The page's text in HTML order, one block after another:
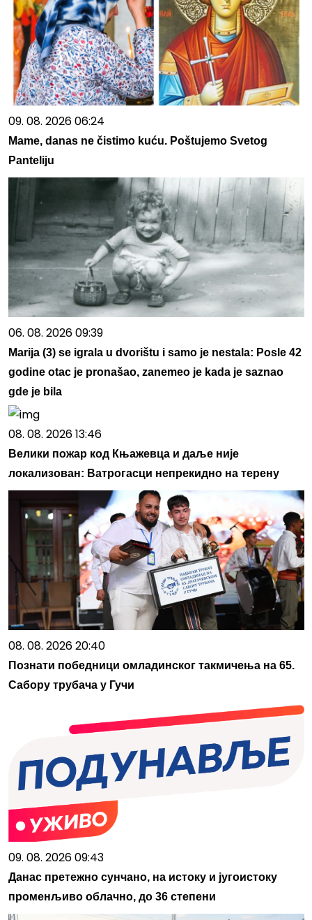
09. 08. 2026 06:24
Mame, danas ne čistimo kuću. Poštujemo Svetog
Panteliju
06. 08. 2026 09:39
Marija (3) se igrala u dvorištu i samo je nestala: Posle 42
godine otac je pronašao, zanemeo je kada je saznao
gde je bila
08. 08. 2026 13:46
Велики пожар код Књажевца и даље није
локализован: Ватрогасци непрекидно на терену
08. 08. 2026 20:40
Познати победници омладинског такмичења на 65.
Сабору трубача у Гучи
09. 08. 2026 09:43
Данас претежно сунчано, на истоку и југоистоку
променљиво облачно, до 36 степени